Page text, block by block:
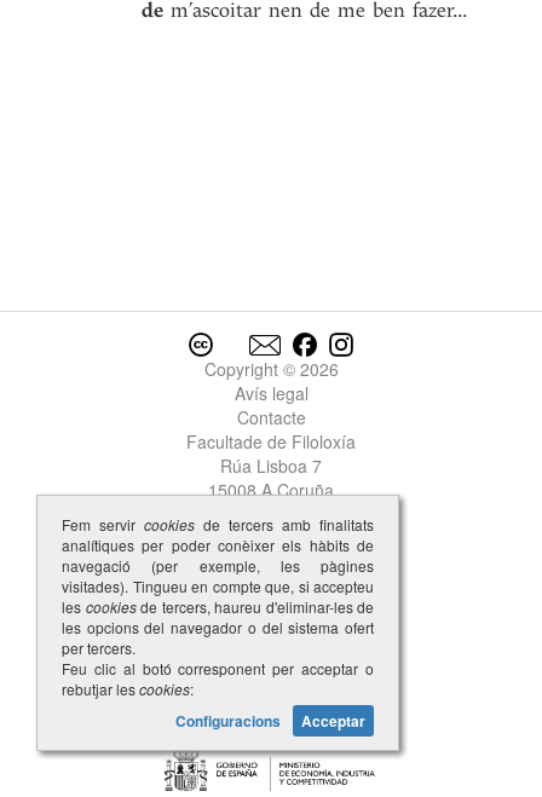
de m’ascoitar nen de me ben fazer...
Copyright © 2026
Avís legal
Contacte
Facultade de Filoloxía
Rúa Lisboa 7
15008 A Coruña
Fem servir cookies de tercers amb finalitats
analítiques per poder conèixer els hàbits de
navegació (per exemple, les pàgines
visitades). Tingueu en compte que, si accepteu
les cookiesde tercers, haureu d'eliminar-les de
les opcions del navegador o del sistema ofert
per tercers.
Feu clic al botó corresponent per acceptar o
rebutjar lescookies:
Configuracions Acceptar